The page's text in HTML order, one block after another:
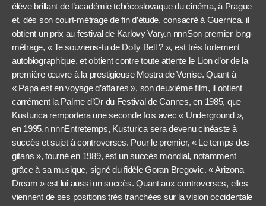
élève brillant de l’académie tchécoslovaque du cinéma, à Prague
et, dès son court-métrage de fin d’étude, consacré à Guernica, il
obtient un prix au festival de Karlovy Vary.n nnnSon premier long-
métrage, « Te souviens-tu de Dolly Bell ? », est très fortement
autobiographique, et obtient contre toute attente le Lion d’or de la
première œuvre à la prestigieuse Mostra de Venise. Quant à
« Papa est en voyage d’affaires », son deuxième film, il obtient
carrément la Palme d’Or du Festival de Cannes, en 1985, que
Kusturica remportera une seconde fois avec « Underground »,
en 1995.n nnnEntretemps, Kusturica sera devenu cinéaste à
succès et sujet à controverses. Pour le premier, « Le temps des
gitans », tourné en 1989, est un succès mondial, notamment
grâce à sa musique, signé du fidèle Goran Bregovic. « Arizona
Dream » est lui aussi un succès. Quant aux controverses, elles
viennent de ses positions très tranchées sur la vision occidentale